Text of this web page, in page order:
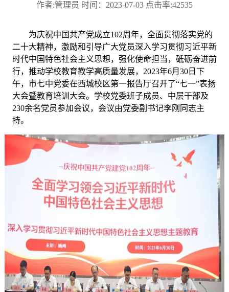
作者:管理员 时间：2023-07-03 点击率:42535
为庆祝中国共产党成立102周年，全面贯彻落实党的
二十大精神，激励和引导广大党员深入学习贯彻习近平新
时代中国特色社会主义思想，强化使命担当，砥砺奋进前
行，推动学校教育教学高质量发展，2023年6月30日下
午，市七中党委在西城校区第一报告厅召开了“七一”表扬
大会暨教育培训大会。学校党委班子成员、中层干部及
230余名党员参加会议，会议由党委副书记李刚同志主
持。